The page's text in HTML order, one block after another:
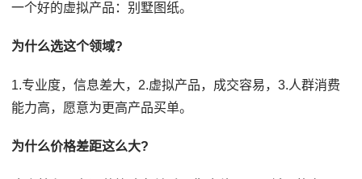
一个好的虚拟产品：别墅图纸。
为什么选这个领域?
1.专业度，信息差大，2.虚拟产品，成交容易，3.人群消费
能力高，愿意为更高产品买单。
为什么价格差距这么大?